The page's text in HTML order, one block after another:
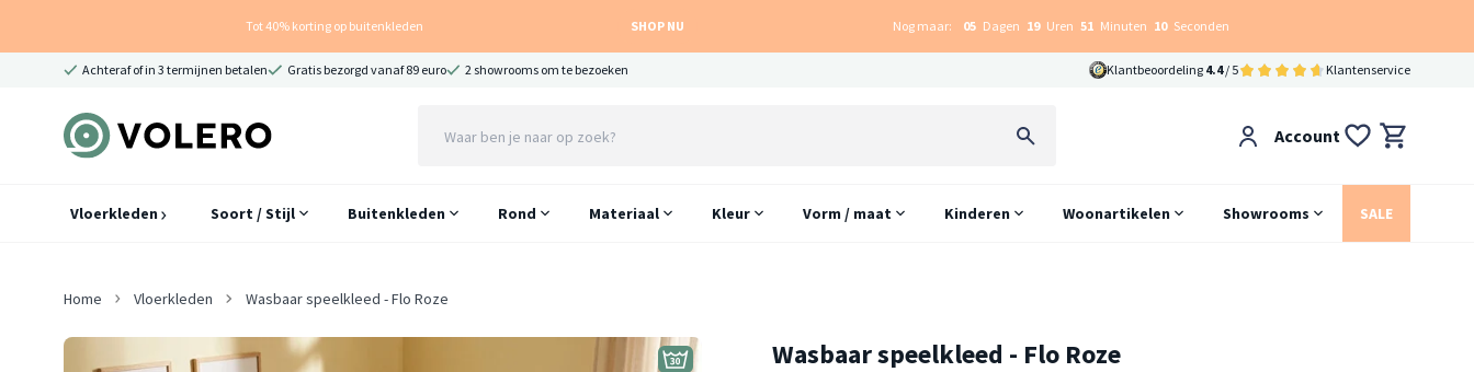
Tot 40% korting op buitenkleden SHOP NU Nog maar: 05 Dagen 19 Uren 51 Minuten 09 Seconden
Achteraf of in 3 termijnen betalen Gratis bezorgd vanaf 89 euro 2 showrooms om te bezoeken Klantbeoordeling 4.4/ 5 Klantenservice
Account
Vloerkleden Soort / Stijl Buitenkleden Rond Materiaal Kleur Vorm / maat Kinderen Woonartikelen Showrooms SALE
Home Vloerkleden Wasbaar speelkleed - Flo Roze
Wasbaar speelkleed - Flo Roze